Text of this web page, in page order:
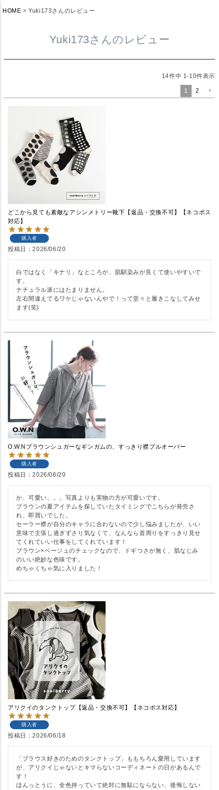
HOME Yuki173さんのレビュー
Yuki173さんのレビュー
14件中 1-10件表示
1 2
どこから見ても素敵なアシンメトリー靴下【返品・交換不可】【ネコポス
対応】
購入者
投稿日 2026/06/20
白ではなく「キナリ」なところが、肌馴染みが良くて使いやすいで
す。
ナチュラル派にはたまりません。
左右間違えてるワケじゃないんやで！って堂々と履きこなしてみせ
ます(笑)
O.W.Nブラウンシュガーなギンガムの、すっきり襟プルオーバー
購入者
投稿日 2026/06/20
か、可愛い。。。写真よりも実物の方が可愛いです。
ブラウンの夏アイテムを探していたタイミングでこちらが発売さ
れ、即買いでした。
セーラー襟が自分のキャラに合わないので少し悩みましたが、いい
意味で主張し過ぎずさり気なくて、なんなら首周りをすっきり見せ
てくれていい仕事をしてくれています！
ブラウン×ベージュのチェックなので、ドギつさが無く、肌なじみ
のいい絶妙な色味です。
めちゃくちゃ気に入りました！
アリクイのタンクトップ【返品・交換不可】【ネコポス対応】
購入者
投稿日 2026/06/18
「ブラウス好きのためのタンクトップ」ももちろん愛用しています
が、アリクイじゃないとキマらないコーディネートの日があるんで
す！
ほんっとうに、全色持っていて絶対に無駄にならない、後悔しない